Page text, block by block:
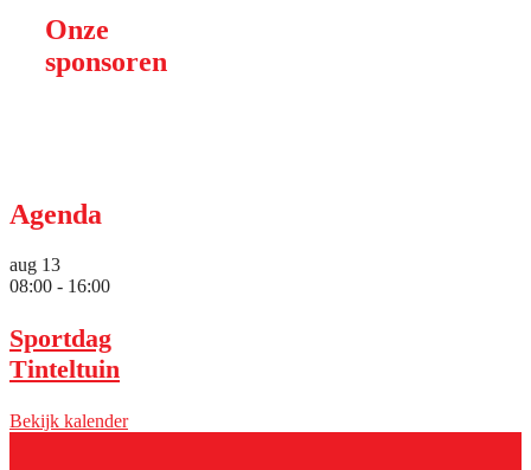
Onze
sponsoren
Agenda
aug 13
08:00 - 16:00
Sportdag
Tinteltuin
Bekijk kalender